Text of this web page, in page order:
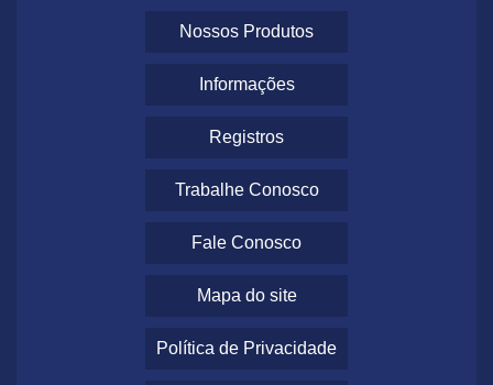
Nossos Produtos
Informações
Registros
Trabalhe Conosco
Fale Conosco
Mapa do site
Política de Privacidade